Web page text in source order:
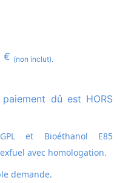
€ (non inclut).
GPL et Bioéthanol E85
avec homologation.
demande.